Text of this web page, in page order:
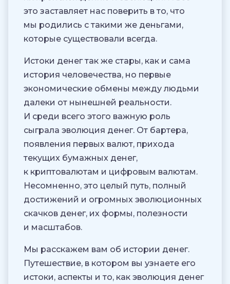
это заставляет нас поверить в то, что
мы родились с такими же деньгами,
которые существовали всегда.
Истоки денег так же стары, как и сама
история человечества, но первые
экономические обмены между людьми
далеки от нынешней реальности.
И среди всего этого важную роль
сыграла эволюция денег. От бартера,
появления первых валют, прихода
текущих бумажных денег,
к криптовалютам и цифровым валютам.
Несомненно, это целый путь, полный
достижений и огромных эволюционных
скачков денег, их формы, полезности
и масштабов.
Мы расскажем вам об истории денег.
Путешествие, в котором вы узнаете его
истоки, аспекты и то, как эволюция денег